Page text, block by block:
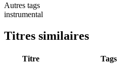
Autres tags
instrumental
Titres similaires
Titre Tags